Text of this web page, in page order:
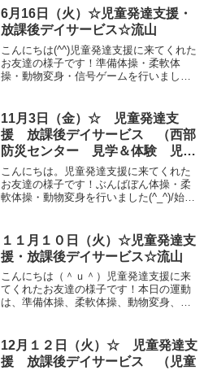
6月16日（火）☆児童発達支援・
放課後デイサービス☆流山
こんにちは(^^)児童発達支援に来てくれた
お友達の様子です！準備体操・柔軟体
操・動物変身・信号ゲームを行いました
ル・飛行機を行いました！ 午前中第二部
に来てくれた...
11月3日（金）☆ 児童発達支
援 放課後デイサービス （西部
防災センター 見学＆体験 児童
発達支援 放課後デイサービス
発達気になる 放デイ 自閉症
学習障害 ＬＤ ＡＤＨＤ アス
こんにちは。児童発達支援に来てくれた
お友達の様子です！ぶんばぼん体操・柔
軟体操・動物変身を行いました(^_^)/始め
ンネル、フープジャンプトランポリン、
跳び箱ジャンプ...
１１月１０日（火）☆児童発達支
援・放課後デイサービス☆流山
こんにちは（＾ｕ＾）児童発達支援に来
てくれたお友達の様子です！本日の運動
は、準備体操、柔軟体操、動物変身、色
エル乗り 前転一本橋カニ・クマ歩き
鈴紐ワニ 鈴紐ジャンプ ...
12月１２日（火）☆ 児童発達支
援 放課後デイサービス （児童